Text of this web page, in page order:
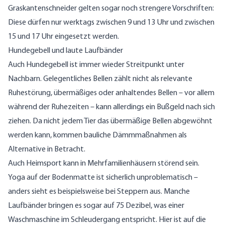
Graskantenschneider gelten sogar noch strengere Vorschriften:
Diese dürfen nur werktags zwischen 9 und 13 Uhr und zwischen
15 und 17 Uhr eingesetzt werden.
Hundegebell und laute Laufbänder
Auch Hundegebell ist immer wieder Streitpunkt unter
Nachbarn. Gelegentliches Bellen zählt nicht als relevante
Ruhestörung, übermäßiges oder anhaltendes Bellen – vor allem
während der Ruhezeiten – kann allerdings ein Bußgeld nach sich
ziehen. Da nicht jedem Tier das übermäßige Bellen abgewöhnt
werden kann, kommen bauliche Dämmmaßnahmen als
Alternative in Betracht.
Auch Heimsport kann in Mehrfamilienhäusern störend sein.
Yoga auf der Bodenmatte ist sicherlich unproblematisch –
anders sieht es beispielsweise bei Steppern aus. Manche
Laufbänder bringen es sogar auf 75 Dezibel, was einer
Waschmaschine im Schleudergang entspricht. Hier ist auf die